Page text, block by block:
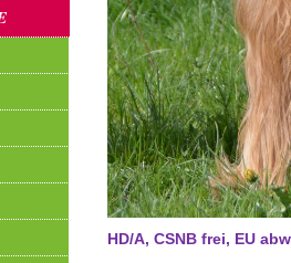
HD/A, CSNB frei, EU